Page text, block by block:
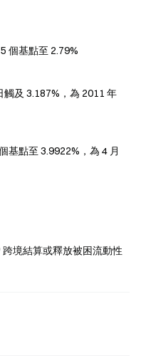
個基點至 2.79%
及 3.187%，為 2011 年
基點至 3.9922%，為 4 月
境結算或釋放被困流動性